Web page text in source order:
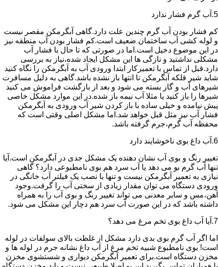
5.آب گرم فشار ندارد
کم فشار بودن آب گرم چندین علت دارد.گاهی آبگرمکن مقصر نیست
و لوله کشی آب ساختمان ضعیف است.کم فشار بودن آب منطقه نیز
در این موضوع دخیل است.اما در صورتی که تا حال با فشار آب
مشکلی نداشتید و تازگی ها این مشکل ایجاد شده،نیاز به بررسی
دارد.قبل از تماس با تعمیرکار ابتدا ورودی آب به آبگرمکن را نگاه کنید
شاید شیر فلکه آبگرمکن تا انتها باز نشده باشد.گاهی به دلیل مسافرت
شیرهای آب و گاز بسته می شود و بعد از بازگشت فراموش می کنید
شیرها را باز کنید یا مثلا آب نیمه باز شده.در این موارد مشکل خاصی
پیش نیامده و خیلی ساده با باز کردن شیر آب ورودی به آبگرمکن
فشار آب نیز مثل قبل خواهد شد.اما مشکل اصلی وقتی است که
محفظه آب گرم،جرم گرفته باشد.
6.آب داغ بوی ناخوشایند دارد
تغییر رنگ و بوی آب نشان دهنده یک مشکل جدی در آبگرمکن است.آیا
تنها آب گرم بو می دهد یا آب سرد هم بوی نامطبوعی دارد؟ گاهی
نیازی به تعمیر آبگرمکن نیست و تنها با نصب یک فیلتر آب خانگی در
ورودی دستگاه می توان مقدار زیادی از سختی آب را گرفت.وجود
آهن،مس و سایر معدنی می تواند تغییر رنگ و بوی آب را به همراه
داشته باشد که در این صورت آب سرد هم دچار این مشکل می شود.
7.آیا آب داغ بوی تخم مرغ می دهد؟
اما اگر آب گرم بوی بدی دارد مشکل از غلظت بالای سولفات در لوله
است! بوی نامطبوع شبیه تخم مرغ از آب داغ نشانه جرم در لوله ها و
مخزن دستگاه است.برای تعمیر آبگرمکن دیواری و شستشوی مخزن